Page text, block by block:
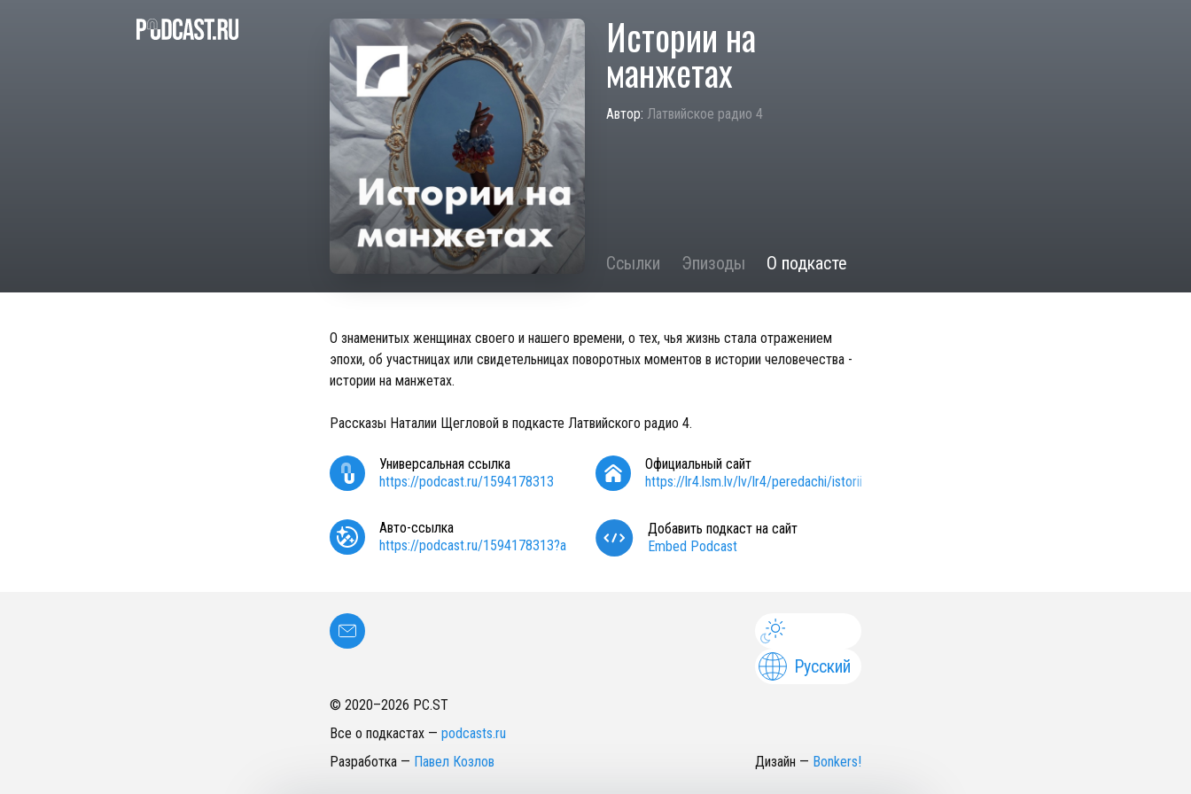
Истории на
манжетах
Автор: Латвийское радио 4
Ссылки Эпизоды О подкасте
О знаменитых женщинах своего и нашего времени, о тех, чья жизнь стала отражением
эпохи, об участницах или свидетельницах поворотных моментов в истории человечества -
истории на манжетах.
Рассказы Наталии Щегловой в подкасте Латвийского радио 4.
Универсальная ссылка
https://podcast.ru/1594178313
Официальный сайт
https://lr4.lsm.lv/lv/lr4/peredachi/istorii-na-manzhetah/
Авто-ссылка
https://podcast.ru/1594178313?a
Добавить подкаст на сайт
Embed Podcast
Русский
© 2020–2026 PC.ST
Все о подкастах — podcasts.ru
Разработка — Павел Козлов Дизайн — Bonkers!